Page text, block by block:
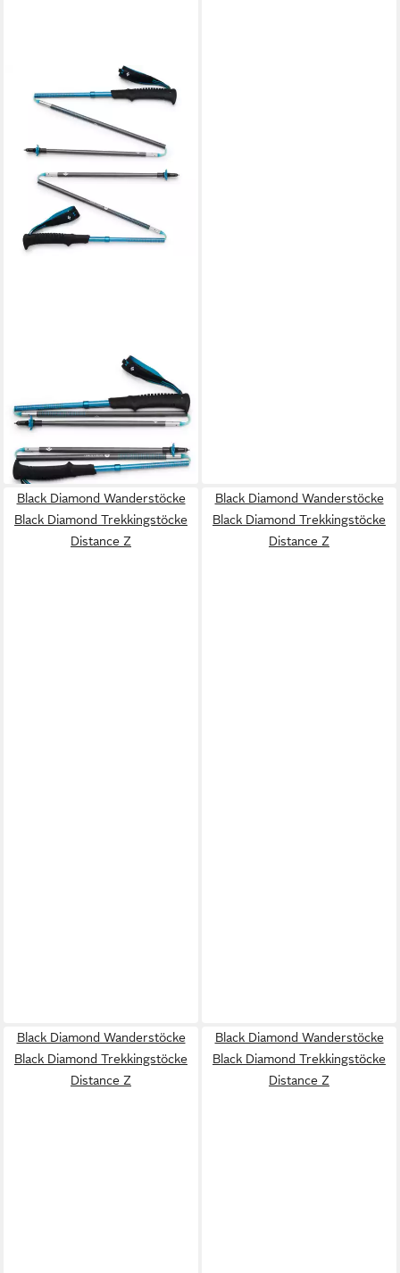
Wanderstöcke Trekkingstöcke
Distance Carbon Z
137,89 € UVP160,00 €
-14%
lieferbar - in 2-3 Werktagen bei dir
Black Diamond Wanderstöcke
Black Diamond Trekkingstöcke
Distance Z
Black Diamond Wanderstöcke
Black Diamond Trekkingstöcke
Distance Z
Black Diamond Wanderstöcke
Black Diamond Trekkingstöcke
Distance Z
Black Diamond Wanderstöcke
Black Diamond Trekkingstöcke
Distance Z